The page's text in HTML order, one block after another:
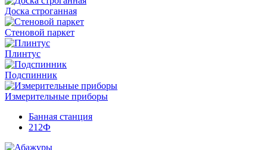
Доска строганная
Стеновой паркет
Плинтус
Подспинник
Измерительные приборы
Банная станция
212Ф